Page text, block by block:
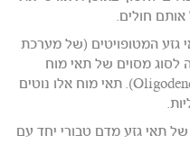
חולים.
גזע המטופויטים (של מערכת
לסוג מסוים של תאי מוח
הקרויים אוליגודנדרוציטים (Oligodendroctyes). תאי מוח אלו נוטים
תאי גזע מדם טבורי יחד עם